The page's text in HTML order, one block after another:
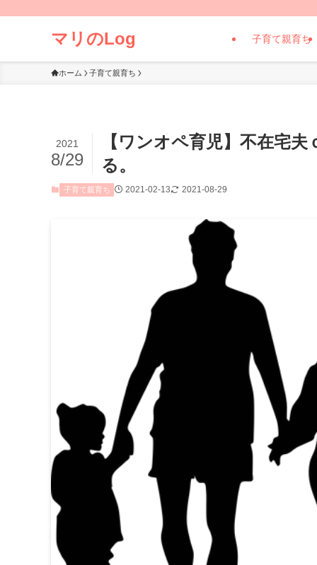
マリのLog 子育て親育ち
ホーム 子育て親育ち
【ワンオペ育児】不在宅
る。
2021
8/29
子育て親育ち 2021-02-13 2021-08-29